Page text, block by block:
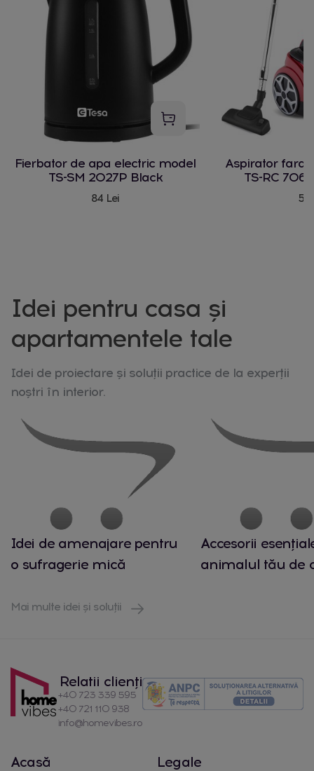
Fierbator de apa electric model
TS-SM 2027P Black
84 Lei
Aspirator fara
TS-RC 706
Idei pentru casa și
apartamentele tale
Idei de proiectare și soluții practice de la experții
noștri în interior.
Idei de amenajare pentru
o sufragerie mică
Accesorii
animalul tău de
Mai multe idei și soluții
Relatii clienți
+40 723 339 595
+40 721 110 938
info@homevibes.ro
Acasă Legale